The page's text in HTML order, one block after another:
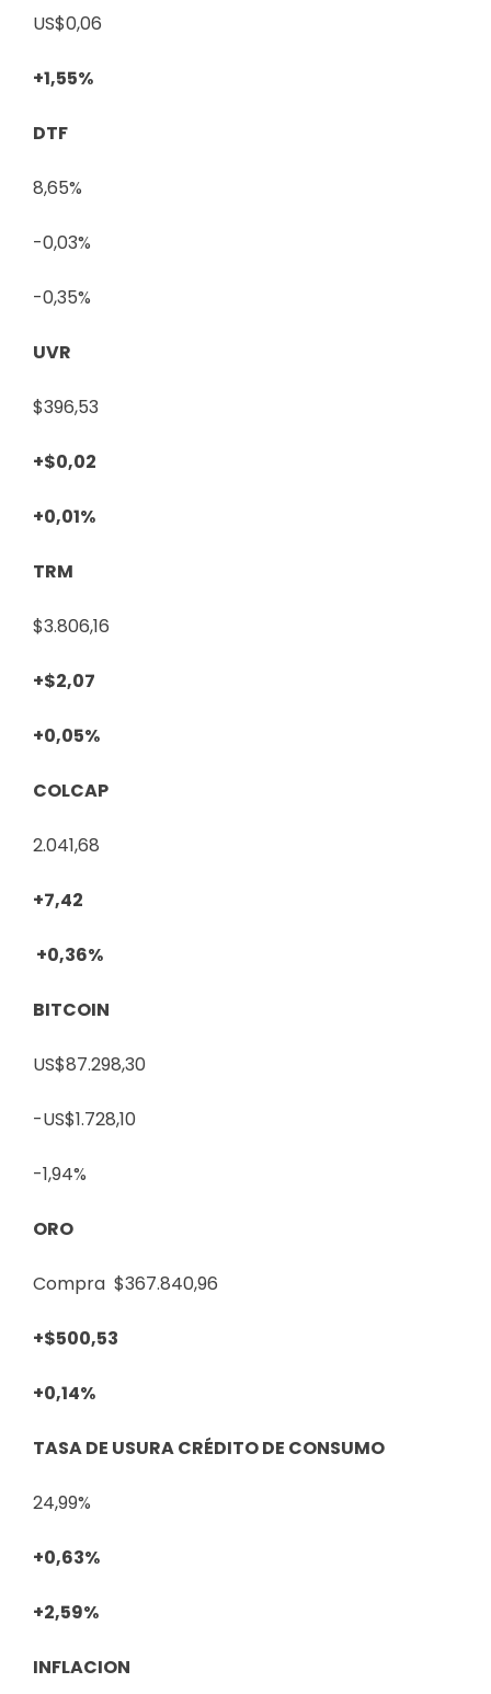
US$0,06
+1,55%
DTF
8,65%
-0,03%
-0,35%
UVR
$396,53
+$0,02
+0,01%
TRM
$3.806,16
+$2,07
+0,05%
COLCAP
2.041,68
+7,42
+0,36%
BITCOIN
US$87.298,30
-US$1.728,10
-1,94%
ORO
Compra $367.840,96
+$500,53
+0,14%
TASA DE USURA CRÉDITO DE CONSUMO
24,99%
+0,63%
+2,59%
INFLACION